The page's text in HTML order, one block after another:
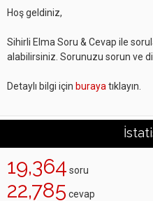
Hoş geldiniz,
Sihirli Elma Soru & Cevap ile
alabilirsiniz. Sorunuzu sorun ve
Detaylı bilgi için buraya tıklayın.
19,364 soru
22,785 cevap